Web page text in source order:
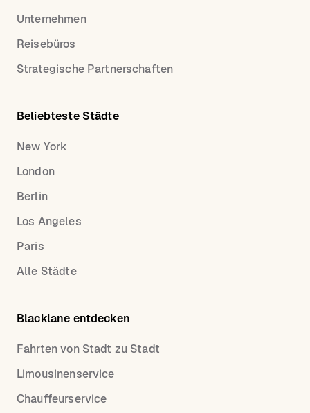
Unternehmen
Reisebüros
Strategische Partnerschaften
Beliebteste Städte
New York
London
Berlin
Los Angeles
Paris
Alle Städte
Blacklane entdecken
Fahrten von Stadt zu Stadt
Limousinenservice
Chauffeurservice